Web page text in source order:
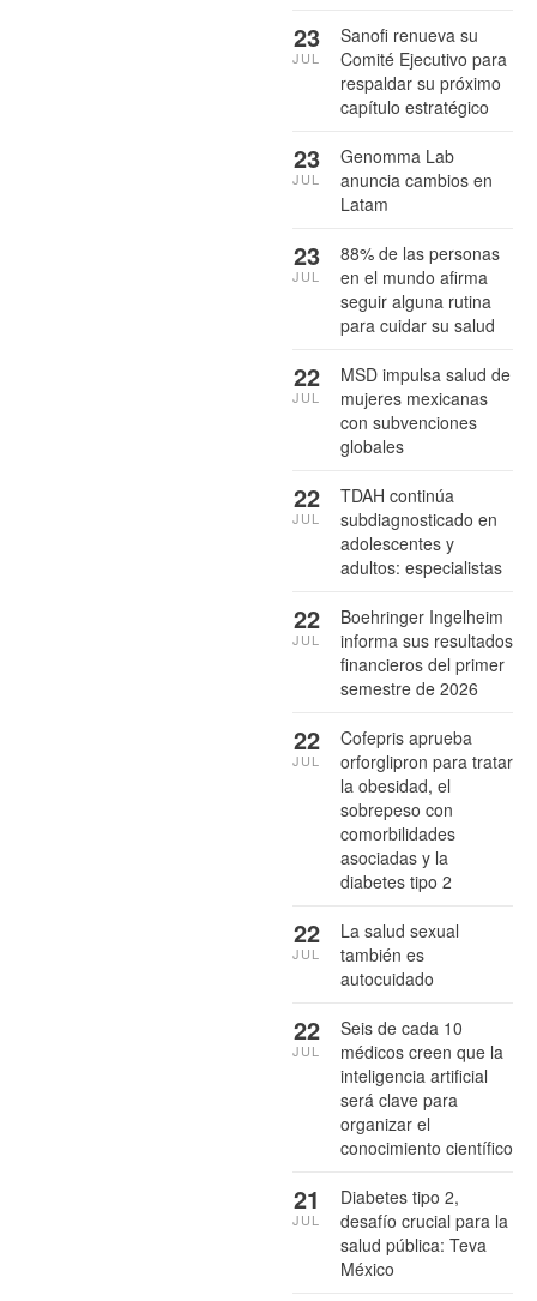
Sanofi renueva su
Comité Ejecutivo para
respaldar su próximo
capítulo estratégico
23
JUL
Genomma Lab
anuncia cambios en
Latam
23
JUL
88% de las personas
en el mundo afirma
seguir alguna rutina
para cuidar su salud
23
JUL
MSD impulsa salud de
mujeres mexicanas
con subvenciones
globales
22
JUL
TDAH continúa
subdiagnosticado en
adolescentes y
adultos: especialistas
22
JUL
Boehringer Ingelheim
informa sus resultados
financieros del primer
semestre de 2026
22
JUL
Cofepris aprueba
orforglipron para tratar
la obesidad, el
sobrepeso con
comorbilidades
asociadas y la
diabetes tipo 2
22
JUL
La salud sexual
también es
autocuidado
22
JUL
Seis de cada 10
médicos creen que la
inteligencia artificial
será clave para
organizar el
conocimiento científico
22
JUL
Diabetes tipo 2,
desafío crucial para la
salud pública: Teva
México
21
JUL